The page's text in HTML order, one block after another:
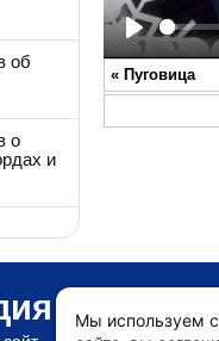
Play
« Пуговица
об
о
и
Мы используем